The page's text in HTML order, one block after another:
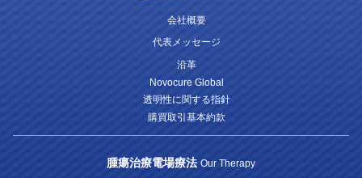
会社概要
代表メッセージ
沿革
Novocure Global
透明性に関する指針
購買取引基本約款
腫瘍治療電場療法 Our Therapy